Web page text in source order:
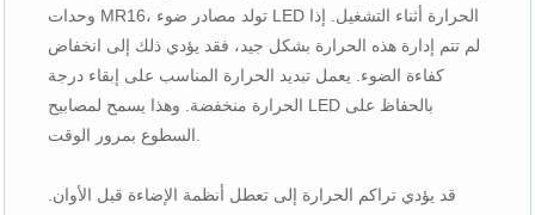
وحدات MR16، تولد مصادر ضوء LED الحرارة أثناء التشغيل. إذا
لم تتم إدارة هذه الحرارة بشكل جيد، فقد يؤدي ذلك إلى انخفاض
كفاءة الضوء. يعمل تبديد الحرارة المناسب على إبقاء درجة
الحرارة منخفضة. وهذا يسمح لمصابيح LED بالحفاظ على
قد يؤدي تراكم الحرارة إلى تعطل أنظمة الإضاءة قبل الأوان.